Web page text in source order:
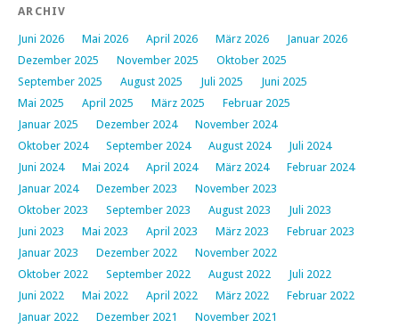
ARCHIV
Juni 2026 Mai 2026 April 2026 März 2026
Januar 2026
Dezember 2025
November 2025
Oktober 2025
September 2025
August 2025 Juli 2025
Juni 2025
Mai 2025
April 2025 März 2025
Februar 2025
Januar 2025
Dezember 2024
November 2024
Oktober 2024
September 2024 August 2024
Juli 2024
Juni 2024
Mai 2024 April 2024 März 2024
Februar 2024
Januar 2024
Dezember 2023
November 2023
Oktober 2023
September 2023 August 2023
Juli 2023
Juni 2023
Mai 2023 April 2023 März 2023
Februar 2023
Januar 2023
Dezember 2022
November 2022
Oktober 2022
September 2022 August 2022
Juli 2022
Juni 2022
Mai 2022 April 2022 März 2022
Februar 2022
Januar 2022
Dezember 2021
November 2021